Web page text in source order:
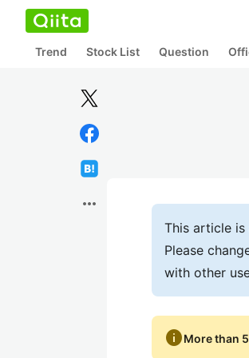
Trend Stock List Question
more_horiz
This article is
Please
with other
infoMore than